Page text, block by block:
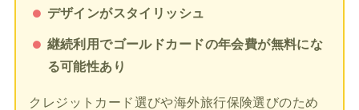
デザインがスタイリッシュ
継続利用でゴールドカードの年会費が無料にな
る可能性あり
クレジットカード選びや海外旅行保険選びのため